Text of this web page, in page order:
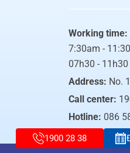
Working time:
7:30am -
07h30 -
Address: No.
Call center:
Hotline: 086
1900 28 38